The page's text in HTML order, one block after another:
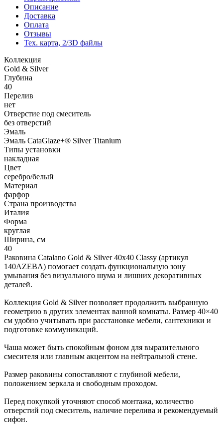
Описание
Доставка
Оплата
Отзывы
Тех. карта, 2/3D файлы
Коллекция
Gold & Silver
Глубина
40
Перелив
нет
Отверстие под смеситель
без отверстий
Эмаль
Эмаль CataGlaze+® Silver Titanium
Типы установки
накладная
Цвет
серебро/белый
Материал
фарфор
Страна производства
Италия
Форма
круглая
Ширина, см
40
Раковина Catalano Gold & Silver 40x40 Classy (артикул
140AZEBA) помогает создать функциональную зону
умывания без визуального шума и лишних декоративных
деталей.
Коллекция Gold & Silver позволяет продолжить выбранную
геометрию в других элементах ванной комнаты. Размер 40×40
см удобно учитывать при расстановке мебели, сантехники и
подготовке коммуникаций.
Чаша может быть спокойным фоном для выразительного
смесителя или главным акцентом на нейтральной стене.
Размер раковины сопоставляют с глубиной мебели,
положением зеркала и свободным проходом.
Перед покупкой уточняют способ монтажа, количество
отверстий под смеситель, наличие перелива и рекомендуемый
сифон.